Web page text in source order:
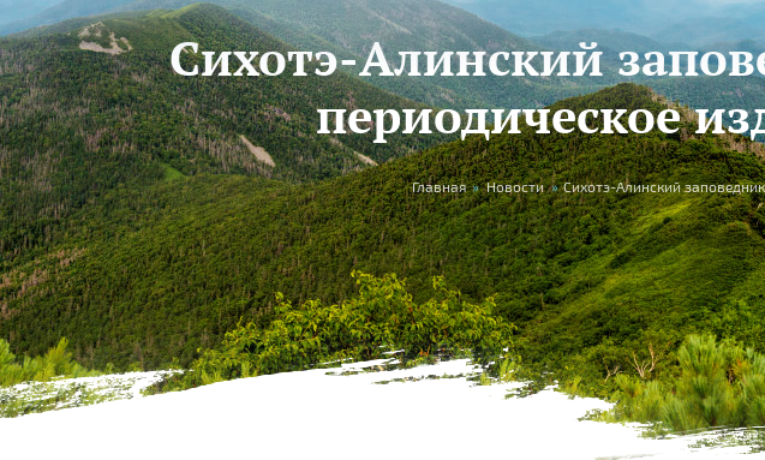
Сихотэ-Алинский
периодическое
You are here Главная » Новости » Сихотэ-Алинский